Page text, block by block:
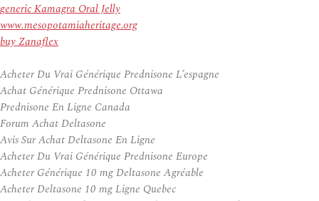
generic Kamagra Oral Jelly
www.mesopotamiaheritage.org
buy Zanaflex
Acheter Du Vrai Générique Prednisone L’espagne
Achat Générique Prednisone Ottawa
Prednisone En Ligne Canada
Forum Achat Deltasone
Avis Sur Achat Deltasone En Ligne
Acheter Du Vrai Générique Prednisone Europe
Acheter Générique 10 mg Deltasone Agréable
Acheter Deltasone 10 mg Ligne Quebec